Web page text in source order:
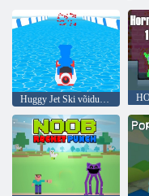
Huggy Jet Ski võidusõitja!